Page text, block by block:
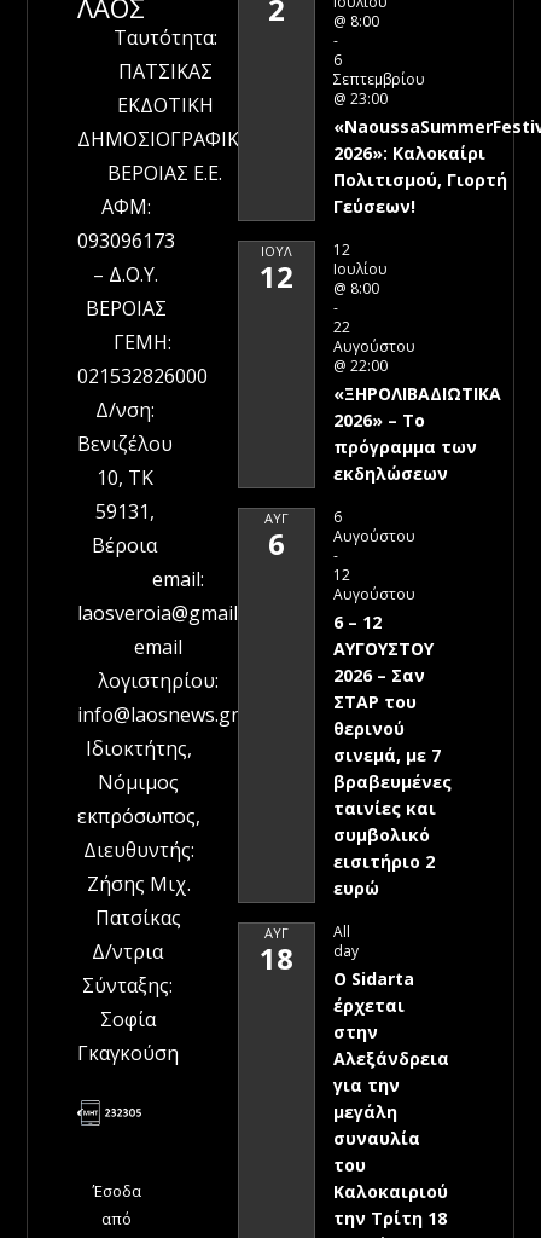
ΛΑΟΣ
Ταυτότητα:
ΠΑΤΣΙΚΑΣ
ΕΚΔΟΤΙΚΗ
ΔΗΜΟΣΙΟΓΡΑΦΙΚΗ
ΒΕΡΟΙΑΣ Ε.Ε.
ΑΦΜ:
093096173
– Δ.Ο.Υ.
ΒΕΡΟΙΑΣ
ΓΕΜΗ:
021532826000
Δ/νση:
Βενιζέλου
10, ΤΚ
59131,
Βέροια
email:
laosveroia@gmail.com
email
λογιστηρίου:
info@laosnews.gr
Ιδιοκτήτης,
Νόμιμος
εκπρόσωπος,
Διευθυντής:
Ζήσης Μιχ.
Πατσίκας
Δ/ντρια
Σύνταξης:
Σοφία
Γκαγκούση
Έσοδα
από
2
@ 8:00
-
6
Σεπτεμβρίου
@ 23:00
2026»: Καλοκαίρι
Πολιτισμού, Γιορτή
Γεύσεων!
ΙΟΎΛ
12
12
Ιουλίου
@ 8:00
-
22
Αυγούστου
@ 22:00
«ΞΗΡΟΛΙΒΑΔΙΩΤΙΚΑ
2026» – To
πρόγραμμα των
εκδηλώσεων
ΑΥΓ
6
6
Αυγούστου
-
12
Αυγούστου
6 – 12
ΑΥΓΟΥΣΤΟΥ
2026 – Σαν
ΣΤΑΡ του
θερινού
σινεμά, με 7
βραβευμένες
ταινίες και
συμβολικό
εισιτήριο 2
ευρώ
ΑΥΓ
18
All
day
Ο Sidarta
έρχεται
στην
Αλεξάνδρεια
για την
μεγάλη
συναυλία
του
Καλοκαιριού
την Τρίτη 18